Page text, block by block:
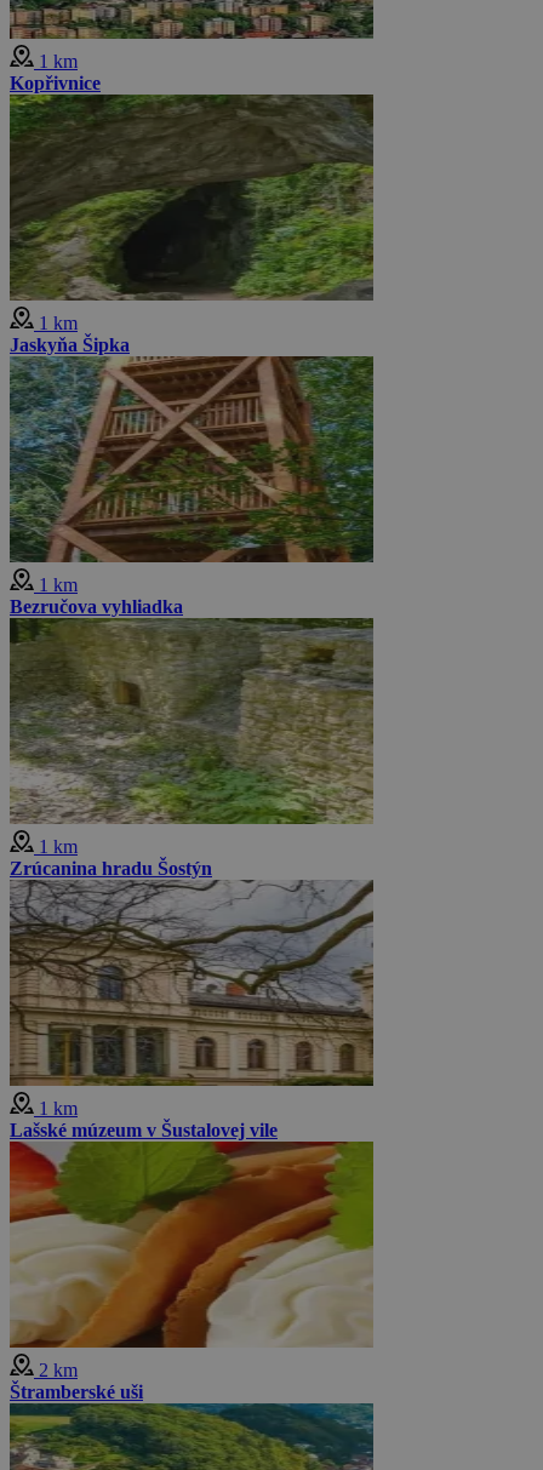
1 km
Kopřivnice
1 km
Jaskyňa Šipka
1 km
Bezručova vyhliadka
1 km
Zrúcanina hradu Šostýn
1 km
Lašské múzeum v Šustalovej vile
2 km
Štramberské uši